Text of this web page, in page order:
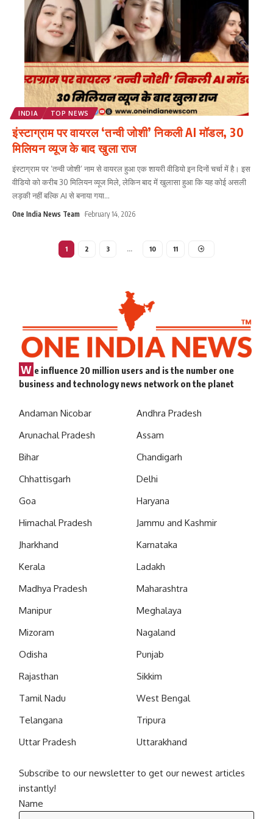
INDIA TOP NEWS
इंस्टाग्राम पर वायरल ‘तन्वी जोशी’ निकली AI मॉडल, 30
मिलियन व्यूज के बाद खुला राज
इंस्टाग्राम पर ‘तन्वी जोशी’ नाम से वायरल हुआ एक शायरी वीडियो इन दिनों चर्चा में है। इस
वीडियो को करीब 30 मिलियन व्यूज मिले, लेकिन बाद में खुलासा हुआ कि यह कोई असली
लड़की नहीं बल्कि AI से बनाया गया...
One India News Team February 14, 2026
1 2 3 … 10 11
W e influence 20 million users and is the number one
business and technology news network on the planet
Andaman Nicobar
Andhra Pradesh
Arunachal Pradesh
Assam
Bihar
Chandigarh
Chhattisgarh
Delhi
Goa
Haryana
Himachal Pradesh
Jammu and Kashmir
Jharkhand
Karnataka
Kerala
Ladakh
Madhya Pradesh
Maharashtra
Manipur
Meghalaya
Mizoram
Nagaland
Odisha
Punjab
Rajasthan
Sikkim
Tamil Nadu
West Bengal
Telangana
Tripura
Uttar Pradesh
Uttarakhand
Subscribe to our newsletter to get our newest articles
instantly!
Name